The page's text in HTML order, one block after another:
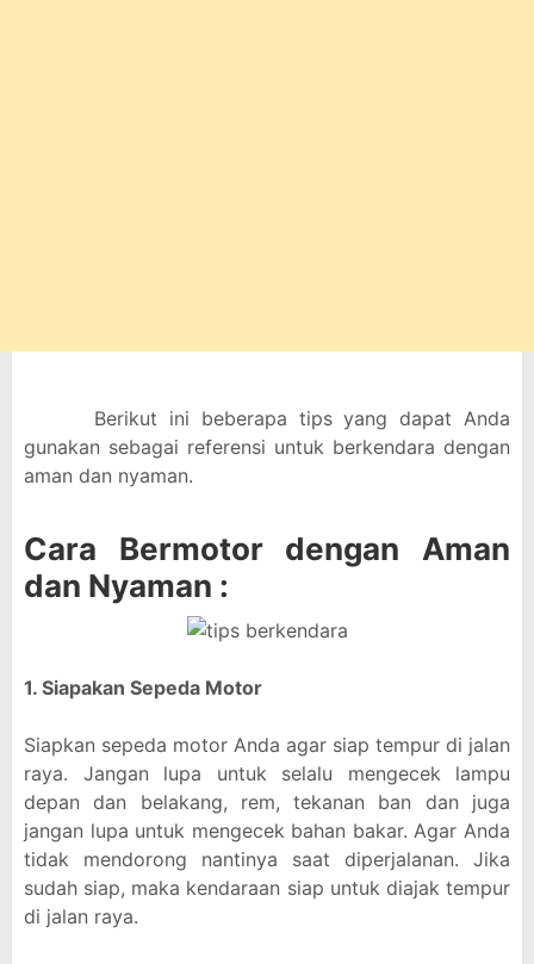
Berikut ini beberapa tips yang dapat Anda
gunakan sebagai referensi untuk berkendara dengan
aman dan nyaman.
Cara Bermotor dengan Aman
dan Nyaman :
1. Siapakan Sepeda Motor
Siapkan sepeda motor Anda agar siap tempur di jalan
raya. Jangan lupa untuk selalu mengecek lampu
depan dan belakang, rem, tekanan ban dan juga
jangan lupa untuk mengecek bahan bakar. Agar Anda
tidak mendorong nantinya saat diperjalanan. Jika
sudah siap, maka kendaraan siap untuk diajak tempur
di jalan raya.